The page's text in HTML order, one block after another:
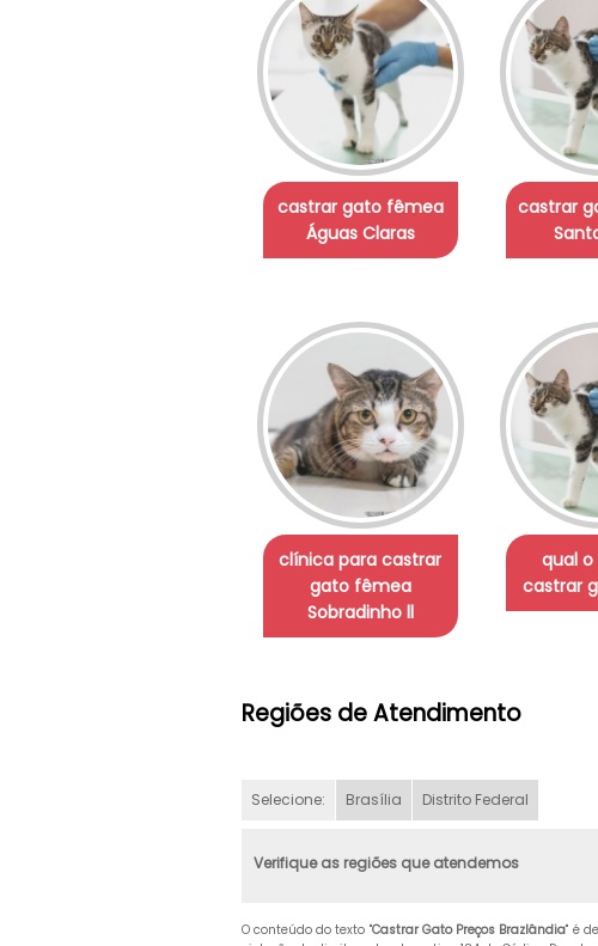
castrar gato fêmea
Águas Claras
castrar
clínica para castrar
gato fêmea
Sobradinho ll
qual o
castrar
Regiões de Atendimento
Selecione: Brasília Distrito Federal
Verifique as regiões que atendemos
O conteúdo do texto "Castrar Gato Preços Brazlândia" é